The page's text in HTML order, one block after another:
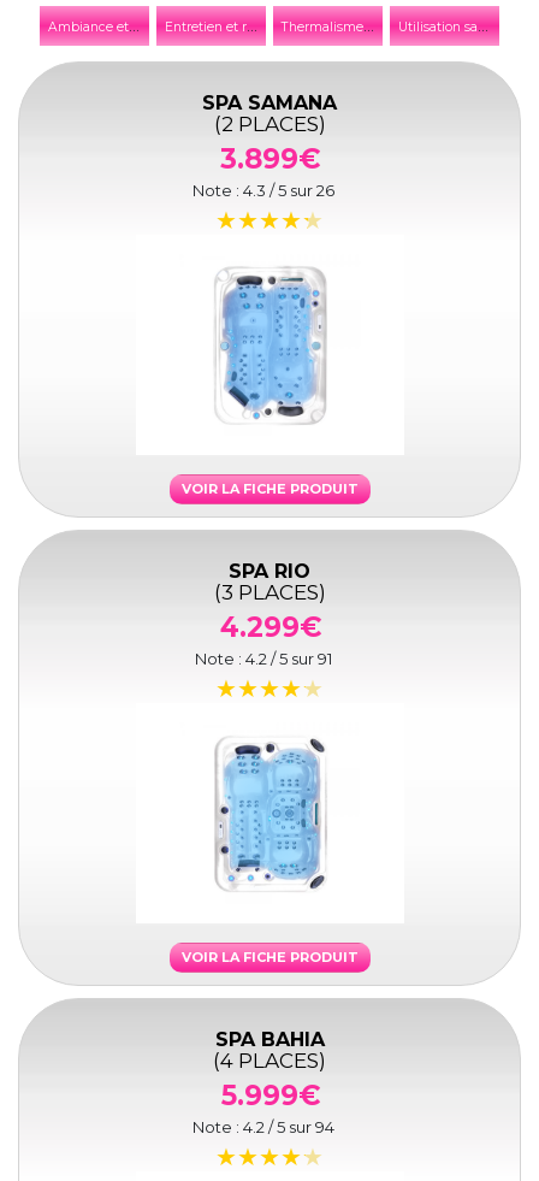
A
mbiance et décoration E
ntretien et réparation T
hermalisme et thalassothérapie U
tilisation saisonnière
SPA SAMANA
(2 PLACES)
3.899€
Note : 4.3 / 5 sur26
VOIR LA FICHE PRODUIT
SPA RIO
(3 PLACES)
4.299€
Note : 4.2 / 5 sur91
VOIR LA FICHE PRODUIT
SPA BAHIA
(4 PLACES)
5.999€
Note : 4.2 / 5 sur94